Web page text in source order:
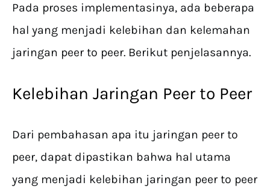
Pada proses implementasinya, ada beberapa
hal yang menjadi kelebihan dan kelemahan
jaringan peer to peer. Berikut penjelasannya.
Kelebihan Jaringan Peer to Peer
Dari pembahasan apa itu jaringan peer to
peer, dapat dipastikan bahwa hal utama
yang menjadi kelebihan jaringan peer to peer